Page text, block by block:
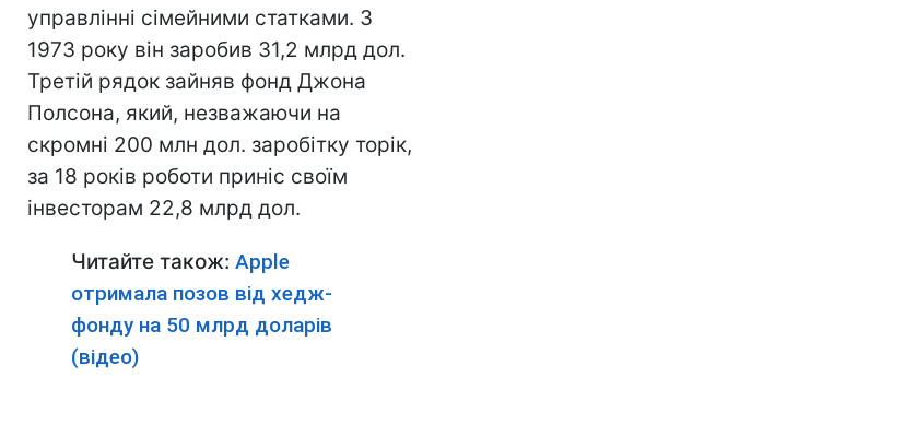
управлінні сімейними статками. З
1973 року він заробив 31,2 млрд дол.
Третій рядок зайняв фонд Джона
Полсона, який, незважаючи на
скромні 200 млн дол. заробітку торік,
за 18 років роботи приніс своїм
інвесторам 22,8 млрд дол.
Читайте також: Apple
отримала позов від хедж-
фонду на 50 млрд доларів
(відео)